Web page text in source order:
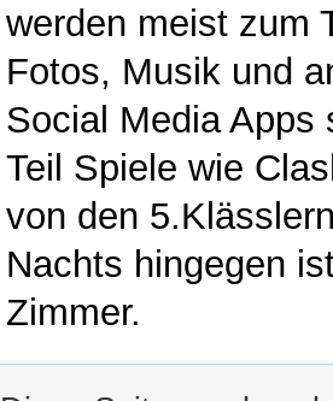
werden meist zum
Fotos, Musik und
Social Media Apps
Teil Spiele wie
von den
Nachts hingegen
Zimmer.